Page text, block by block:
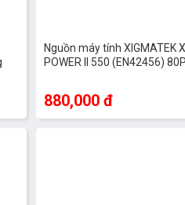
Nguồn máy tính XIGMATEK
POWER II 550 (EN42456)
880,000 đ